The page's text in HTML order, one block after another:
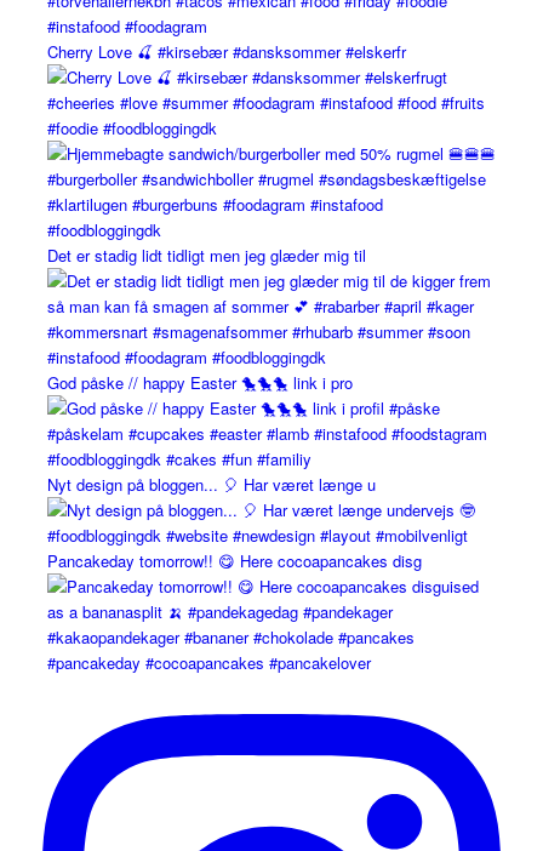
Cherry Love 🍒 #kirsebær #dansksommer #elskerfr
Det er stadig lidt tidligt men jeg glæder mig til
God påske // happy Easter 🐤🐤🐤 link i pro
Nyt design på bloggen... 🎈 Har været længe u
Pancakeday tomorrow!! 😋 Here cocoapancakes disg